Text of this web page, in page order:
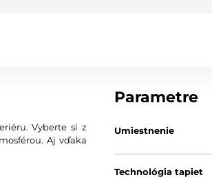
Vyberte si z
Aj vďaka
Parametre
Umiestnenie
Technológia tapiet